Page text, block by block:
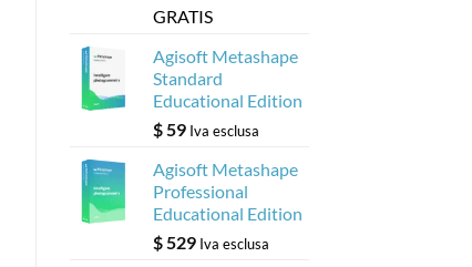
GRATIS
Agisoft Metashape
Standard
Educational Edition
$59 Iva esclusa
Agisoft Metashape
Professional
Educational Edition
$529 Iva esclusa